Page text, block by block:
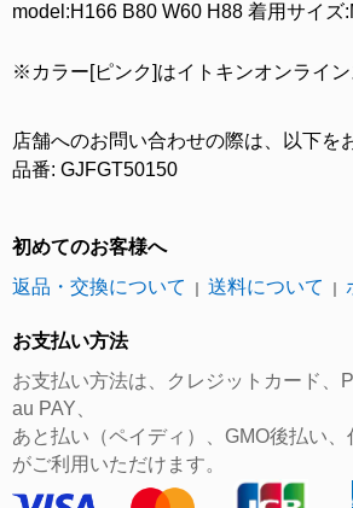
model:H166 B80 W60 H88 着用サイズ
※カラー[ピンク]はイトキンオンライン
店舗へのお問い合わせの際は、以下を
品番: GJFGT50150
初めてのお客様へ
返品・交換について
送料について
お支払い方法
お支払い方法は、クレジットカード、
au PAY、
あと払い（ペイディ）、GMO後払い、
がご利用いただけます。